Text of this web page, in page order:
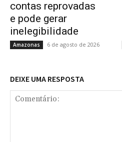
contas reprovadas
e pode gerar
inelegibilidade
Amazonas 6 de agosto de 2026
DEIXE UMA RESPOSTA